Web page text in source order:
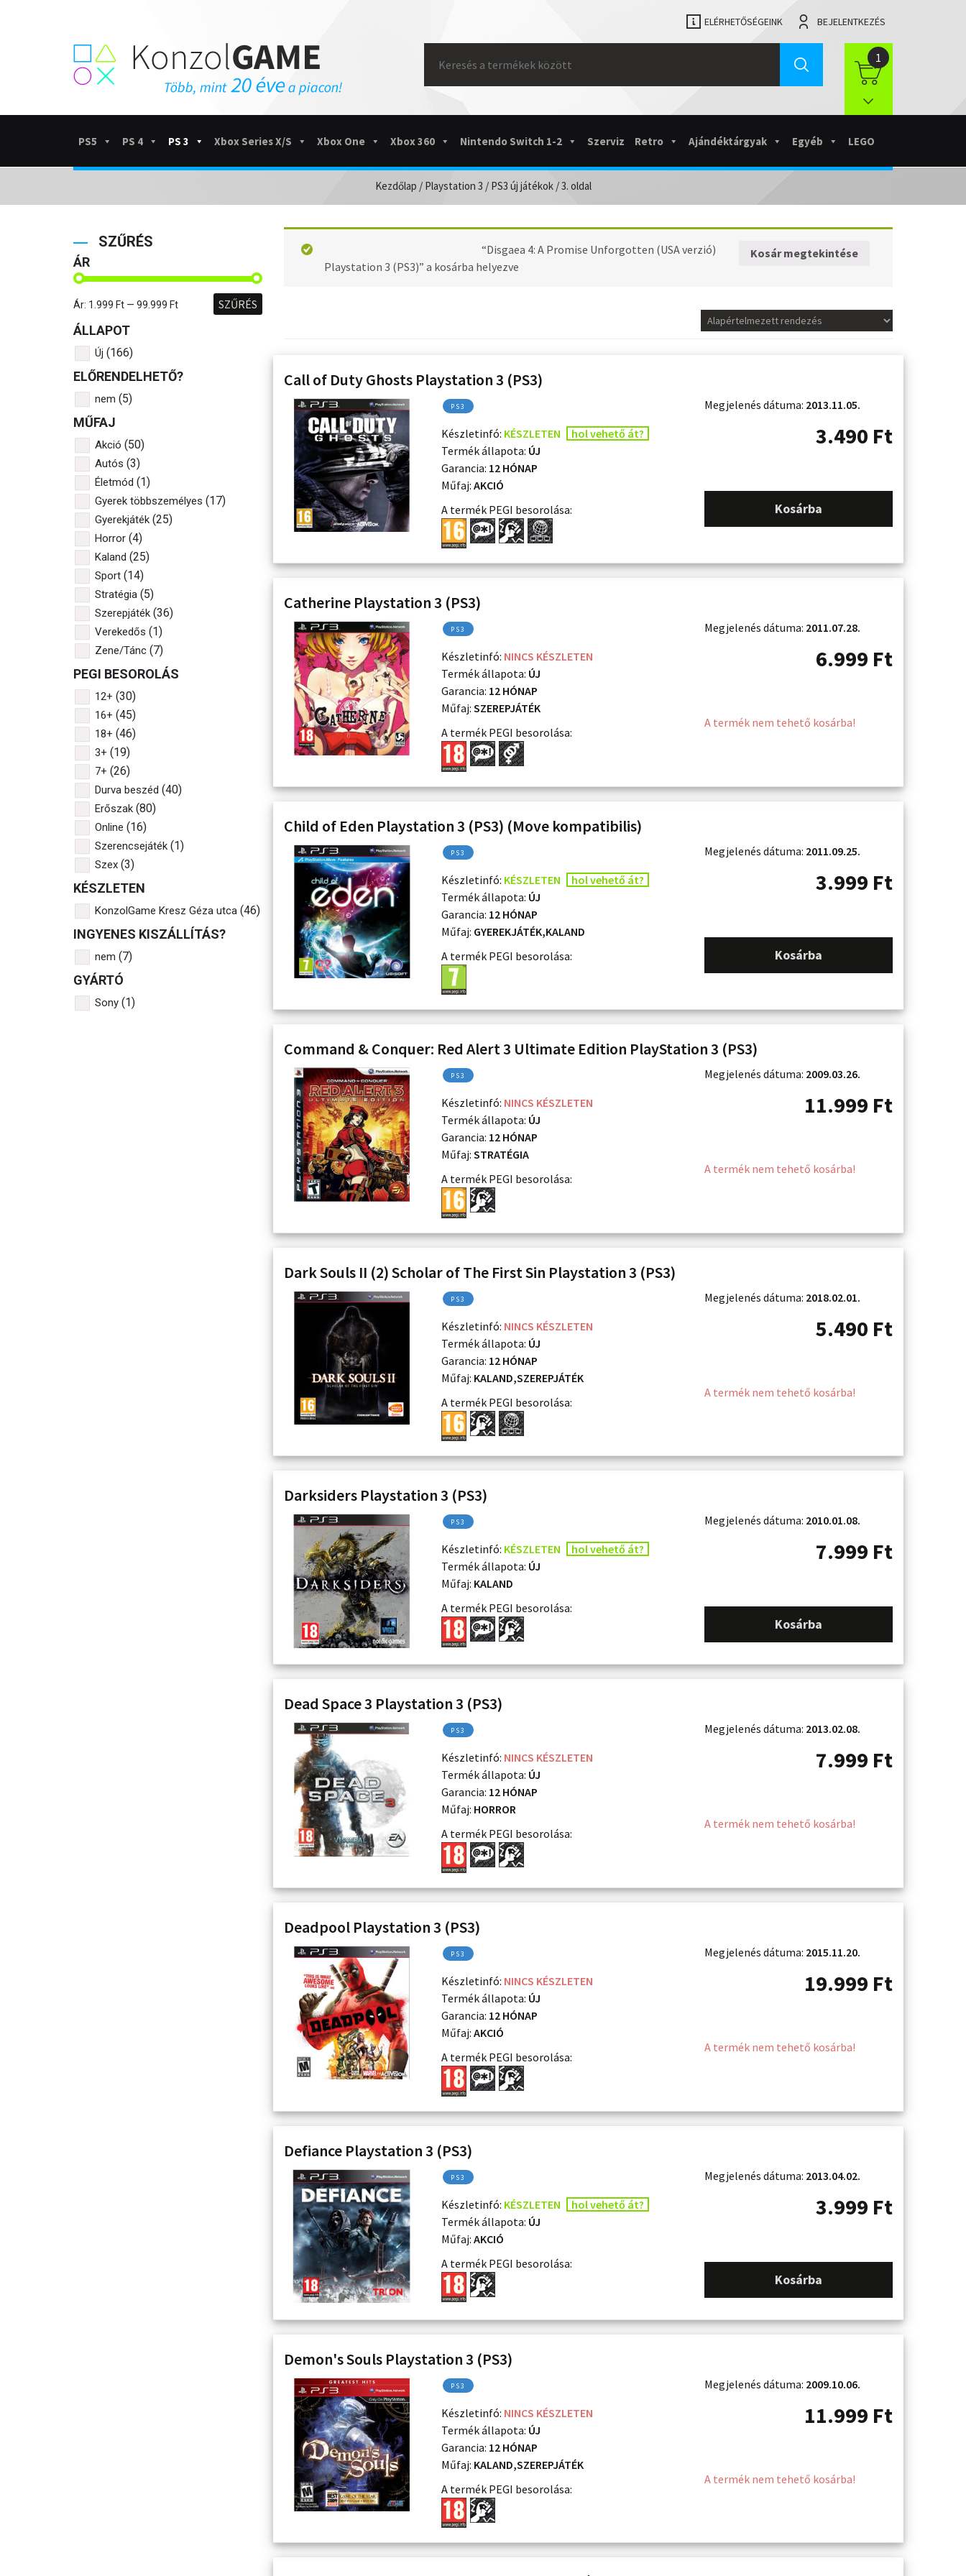
ELÉRHETŐSÉGEINK BEJELENTKEZÉS
for:
1
PS5 PS 4 PS 3 Xbox Series X/S Xbox One Xbox 360 Nintendo Switch 1-2 Szerviz Retro Ajándéktárgyak Egyéb LEGO
Kezdőlap / Playstation 3 / PS3 új játékok/ 3. oldal
SZŰRÉS
ÁR
SZŰRÉS
Ár: 1.999 Ft — 99.999 Ft
ÁLLAPOT
Új (166)
ELŐRENDELHETŐ?
nem (5)
MŰFAJ
Akció (50)
Autós (3)
Életmód (1)
Gyerek többszemélyes (17)
Gyerekjáték (25)
Horror (4)
Kaland (25)
Sport (14)
Stratégia (5)
Szerepjáték (36)
Verekedős (1)
Zene/Tánc (7)
PEGI BESOROLÁS
12+ (30)
16+ (45)
18+ (46)
3+ (19)
7+ (26)
Durva beszéd (40)
Erőszak (80)
Online (16)
Szerencsejáték (1)
Szex (3)
KÉSZLETEN
KonzolGame Kresz Géza utca (46)
INGYENES KISZÁLLÍTÁS?
nem (7)
GYÁRTÓ
Sony (1)
Kosár megtekintése
“Disgaea 4: A Promise Unforgotten (USA verzió)
Playstation 3 (PS3)” a kosárba helyezve
Call of Duty Ghosts Playstation 3 (PS3)
PS3
Készletinfó: KÉSZLETEN
hol vehető át?
Termék állapota: ÚJ
Garancia: 12 HÓNAP
Műfaj: AKCIÓ
A termék PEGI besorolása:
Megjelenés dátuma: 2013.11.05.
3.490 Ft
Kosárba
Catherine Playstation 3 (PS3)
PS3
Készletinfó: NINCS KÉSZLETEN
Termék állapota: ÚJ
Garancia: 12 HÓNAP
Műfaj: SZEREPJÁTÉK
A termék PEGI besorolása:
Megjelenés dátuma: 2011.07.28.
6.999 Ft
A termék nem tehető kosárba!
Child of Eden Playstation 3 (PS3) (Move kompatibilis)
PS3
Készletinfó: KÉSZLETEN
hol vehető át?
Termék állapota: ÚJ
Garancia: 12 HÓNAP
Műfaj: GYEREKJÁTÉK,KALAND
A termék PEGI besorolása:
Megjelenés dátuma: 2011.09.25.
3.999 Ft
Kosárba
Command & Conquer: Red Alert 3 Ultimate Edition PlayStation 3 (PS3)
PS3
Készletinfó: NINCS KÉSZLETEN
Termék állapota: ÚJ
Garancia: 12 HÓNAP
Műfaj: STRATÉGIA
A termék PEGI besorolása:
Megjelenés dátuma: 2009.03.26.
11.999 Ft
A termék nem tehető kosárba!
Dark Souls II (2) Scholar of The First Sin Playstation 3 (PS3)
PS3
Készletinfó: NINCS KÉSZLETEN
Termék állapota: ÚJ
Garancia: 12 HÓNAP
Műfaj: KALAND,SZEREPJÁTÉK
A termék PEGI besorolása:
Megjelenés dátuma: 2018.02.01.
5.490 Ft
A termék nem tehető kosárba!
Darksiders Playstation 3 (PS3)
PS3
Készletinfó: KÉSZLETEN
hol vehető át?
Termék állapota: ÚJ
Műfaj: KALAND
A termék PEGI besorolása:
Megjelenés dátuma: 2010.01.08.
7.999 Ft
Kosárba
Dead Space 3 Playstation 3 (PS3)
PS3
Készletinfó: NINCS KÉSZLETEN
Termék állapota: ÚJ
Garancia: 12 HÓNAP
Műfaj: HORROR
A termék PEGI besorolása:
Megjelenés dátuma: 2013.02.08.
7.999 Ft
A termék nem tehető kosárba!
Deadpool Playstation 3 (PS3)
PS3
Készletinfó: NINCS KÉSZLETEN
Termék állapota: ÚJ
Garancia: 12 HÓNAP
Műfaj: AKCIÓ
A termék PEGI besorolása:
Megjelenés dátuma: 2015.11.20.
19.999 Ft
A termék nem tehető kosárba!
Defiance Playstation 3 (PS3)
PS3
Készletinfó: KÉSZLETEN
hol vehető át?
Termék állapota: ÚJ
Műfaj: AKCIÓ
A termék PEGI besorolása:
Megjelenés dátuma: 2013.04.02.
3.999 Ft
Kosárba
Demon's Souls Playstation 3 (PS3)
PS3
Készletinfó: NINCS KÉSZLETEN
Termék állapota: ÚJ
Garancia: 12 HÓNAP
Műfaj: KALAND,SZEREPJÁTÉK
A termék PEGI besorolása:
Megjelenés dátuma: 2009.10.06.
11.999 Ft
A termék nem tehető kosárba!